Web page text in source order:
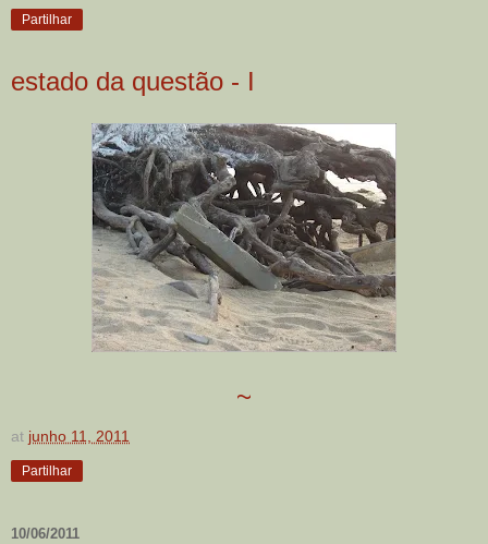
Partilhar
estado da questão - I
~
at junho 11, 2011
Partilhar
10/06/2011